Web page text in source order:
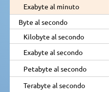
Exabyte al minuto
Byte al secondo
Kilobyte al secondo
Exabyte al secondo
Petabyte al secondo
Terabyte al secondo